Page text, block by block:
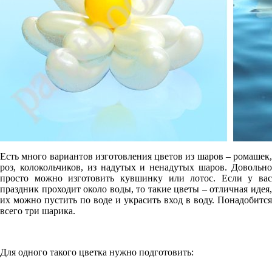
Есть много вариантов изготовления цветов из шаров – ромашек,
роз, колокольчиков, из надутых и ненадутых шаров. Довольно
просто можно изготовить кувшинку или лотос. Если у вас
праздник проходит около воды, то такие цветы – отличная идея,
их можно пустить по воде и украсить вход в воду. Понадобится
всего три шарика.
Для одного такого цветка нужно подготовить: